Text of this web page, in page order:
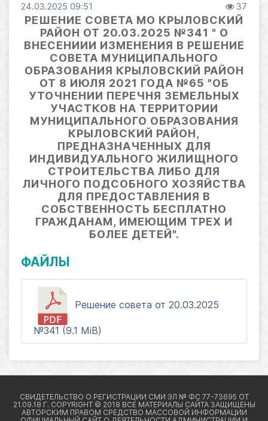
24.03.2025 09:51 37
РЕШЕНИЕ СОВЕТА МО КРЫЛОВСКИЙ
РАЙОН ОТ 20.03.2025 №341 " О
ВНЕСЕНИИИ ИЗМЕНЕНИЯ В РЕШЕНИЕ
СОВЕТА МУНИЦИПАЛЬНОГО
ОБРАЗОВАНИЯ КРЫЛОВСКИЙ РАЙОН
ОТ 8 ИЮЛЯ 2021 ГОДА №65 "ОБ
УТОЧНЕНИИ ПЕРЕЧНЯ ЗЕМЕЛЬНЫХ
УЧАСТКОВ НА ТЕРРИТОРИИ
МУНИЦИПАЛЬНОГО ОБРАЗОВАНИЯ
КРЫЛОВСКИЙ РАЙОН,
ПРЕДНАЗНАЧЕННЫХ ДЛЯ
ИНДИВИДУАЛЬНОГО ЖИЛИЩНОГО
СТРОИТЕЛЬСТВА ЛИБО ДЛЯ
ЛИЧНОГО ПОДСОБНОГО ХОЗЯЙСТВА
ДЛЯ ПРЕДОСТАВЛЕНИЯ В
СОБСТВЕННОСТЬ БЕСПЛАТНО
ГРАЖДАНАМ, ИМЕЮЩИМ ТРЕХ И
БОЛЕЕ ДЕТЕЙ".
ФАЙЛЫ
Решение совета от 20.03.2025
№341 (9.1 MiB)